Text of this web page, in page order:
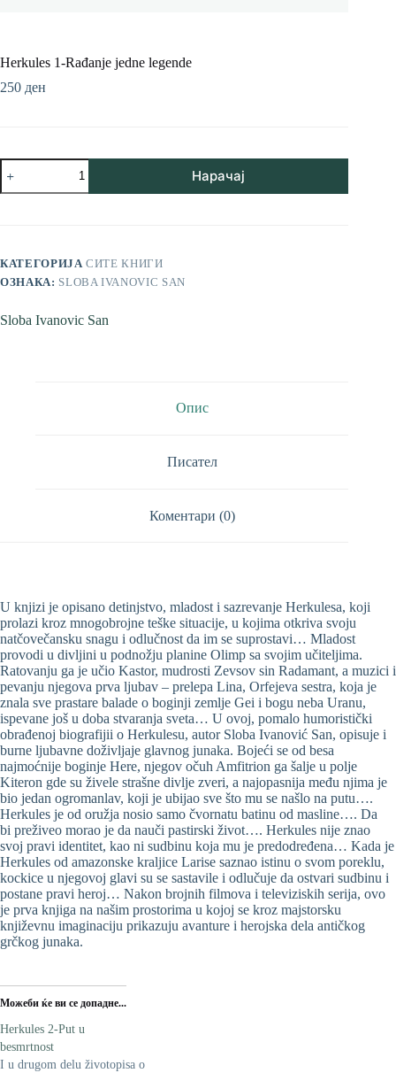
Herkules 1-Rađanje jedne legende
250 ден
Herkules
1-
Rađanje
Нарачај
КАТЕГОРИЈАСИТЕ КНИГИ
ОЗНАКА: SLOBA IVANOVIC SAN
Sloba Ivanovic San
Опис
Писател
Коментари (0)
U knjizi je opisano detinjstvo, mladost i sazrevanje Herkulesa, koji
prolazi kroz mnogobrojne teške situacije, u kojima otkriva svoju
natčovečansku snagu i odlučnost da im se suprostavi… Mladost
provodi u divljini u podnožju planine Olimp sa svojim učiteljima.
Ratovanju ga je učio Kastor, mudrosti Zevsov sin Radamant, a muzici i
pevanju njegova prva ljubav – prelepa Lina, Orfejeva sestra, koja je
znala sve prastare balade o boginji zemlje Gei i bogu neba Uranu,
ispevane još u doba stvaranja sveta… U ovoj, pomalo humoristički
obrađenoj biografijii o Herkulesu, autor Sloba Ivanović San, opisuje i
burne ljubavne doživljaje glavnog junaka. Bojeći se od besa
najmoćnije boginje Here, njegov očuh Amfitrion ga šalje u polje
Kiteron gde su živele strašne divlje zveri, a najopasnija među njima je
bio jedan ogromanlav, koji je ubijao sve što mu se našlo na putu….
Herkules je od oružja nosio samo čvornatu batinu od masline…. Da
bi preživeo morao je da nauči pastirski život…. Herkules nije znao
svoj pravi identitet, kao ni sudbinu koja mu je predodređena… Kada je
Herkules od amazonske kraljice Larise saznao istinu o svom poreklu,
kockice u njegovoj glavi su se sastavile i odlučuje da ostvari sudbinu i
postane pravi heroj… Nakon brojnih filmova i televiziskih serija, ovo
je prva knjiga na našim prostorima u kojoj se kroz majstorsku
književnu imaginaciju prikazuju avanture i herojska dela antičkog
grčkog junaka.
Можеби ќе ви се допадне...
Herkules 2-Put u
besmrtnost
I u drugom delu životopisa o